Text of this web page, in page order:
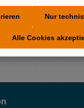
Der
Nur
Alle Cookies